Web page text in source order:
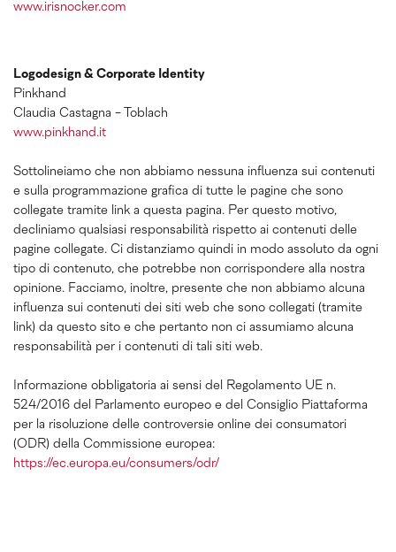
www.irisnocker.com
Logodesign & Corporate Identity
Pinkhand
Claudia Castagna - Toblach
www.pinkhand.it
Sottolineiamo che non abbiamo nessuna influenza sui contenuti
e sulla programmazione grafica di tutte le pagine che sono
collegate tramite link a questa pagina. Per questo motivo,
decliniamo qualsiasi responsabilità rispetto ai contenuti delle
pagine collegate. Ci distanziamo quindi in modo assoluto da ogni
tipo di contenuto, che potrebbe non corrispondere alla nostra
opinione. Facciamo, inoltre, presente che non abbiamo alcuna
influenza sui contenuti dei siti web che sono collegati (tramite
link) da questo sito e che pertanto non ci assumiamo alcuna
responsabilità per i contenuti di tali siti web.
Informazione obbligatoria ai sensi del Regolamento UE n.
524/2016 del Parlamento europeo e del Consiglio Piattaforma
per la risoluzione delle controversie online dei consumatori
(ODR) della Commissione europea:
https://ec.europa.eu/consumers/odr/